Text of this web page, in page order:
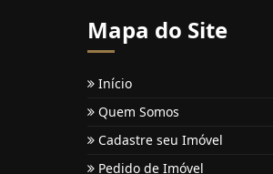
Mapa do Site
Início
Quem Somos
Cadastre seu Imóvel
Pedido de Imóvel